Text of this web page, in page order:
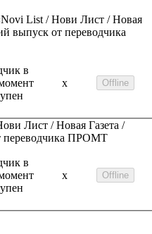
List / Нови Лист / Новая
выпуск от переводчика
в
x
Лист / Новая Газета /
ПРОМТ
в
x